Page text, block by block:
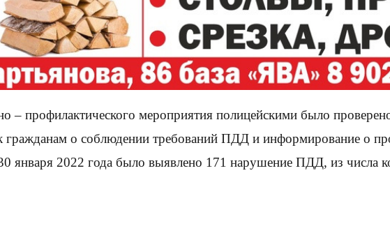
– профилактического мероприятия полицейскими было
гражданам о соблюдении требований ПДД и информирование о
января 2022 года было выявлено 171 нарушение ПДД, из числа